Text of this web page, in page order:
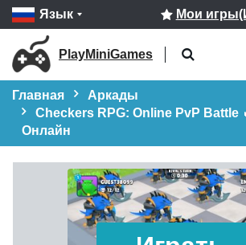
Язык Мои
PlayMiniGames
Главная
Аркады
Checkers RPG: Online PvP Battle
Онлайн